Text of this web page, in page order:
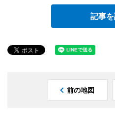
記事
前の地図